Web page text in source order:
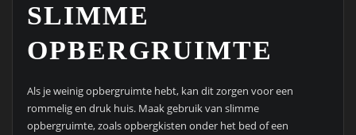
SLIMME
OPBERGRUIMTE
Als je weinig opbergruimte hebt, kan dit zorgen voor een
rommelig en druk huis. Maak gebruik van slimme
opbergruimte, zoals opbergkisten onder het bed of een